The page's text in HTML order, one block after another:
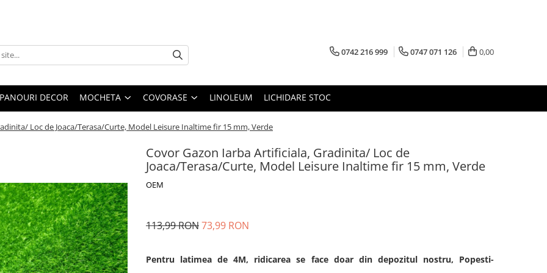
0742 216 999 0747 071 126 0,00
PANOURI DECOR MOCHETA COVORASE LINOLEUM LICHIDARE STOC
Loc de Joaca/Terasa/Curte, Model Leisure Inaltime fir 15 mm, Verde
Covor Gazon Iarba Artificiala, Gradinita/ Loc de
Joaca/Terasa/Curte, Model Leisure Inaltime fir 15 mm, Verde
OEM
113,99 RON73,99 RON
Pentru latimea de 4M, ridicarea se face doar din depozitul nostru, Popesti-